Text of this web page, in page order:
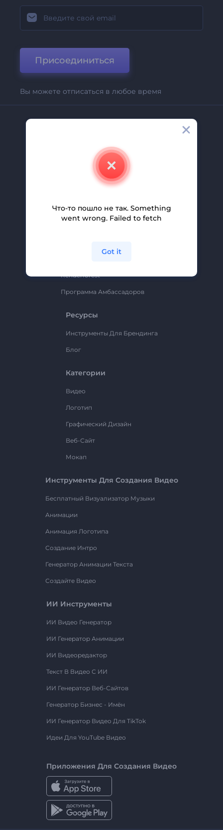
Присоединиться
Вы можете отписаться в любое время
Свяжитесь С Нами
Партнерская Программа
Renderforest
Программа Амбассадоров
Ресурсы
Инструменты Для Брендинга
Блог
Категории
Видео
Логотип
Графический Дизайн
Веб-Сайт
Мокап
Инструменты Для Создания Видео
Бесплатный Визуализатор Музыки
Анимации
Анимация Логотипа
Создание Интро
Генератор Анимации Текста
Создайте Видео
ИИ Инструменты
ИИ Видео Генератор
ИИ Генератор Анимации
ИИ Видеоредактор
Текст В Видео С ИИ
ИИ Генератор Веб-Сайтов
Генератор Бизнес - Имён
ИИ Генератор Видео Для TikTok
Идеи Для YouTube Видео
Приложения Для Создания Видео
Что-то пошло не так. Something
went wrong. Failed to fetch
Got it